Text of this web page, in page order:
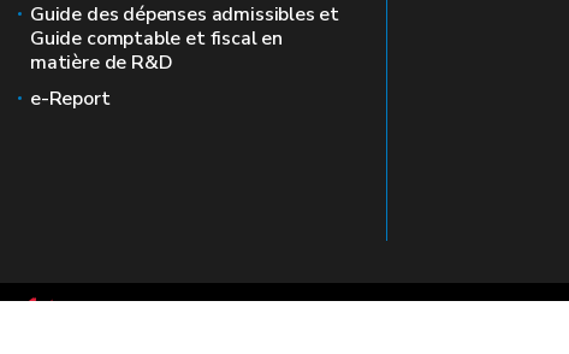
Guide des dépenses admissibles et
Guide comptable et fiscal en
matière de R&D
e-Report